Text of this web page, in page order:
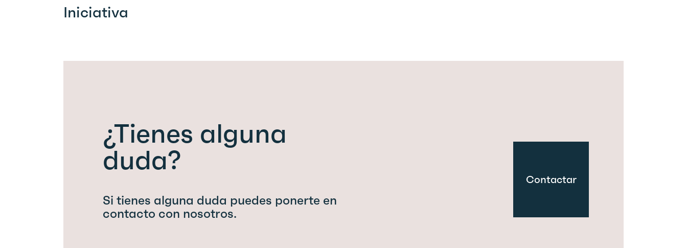
Iniciativa
¿Tienes alguna
duda?
Si tienes alguna duda puedes ponerte en
contacto con nosotros.
Contactar